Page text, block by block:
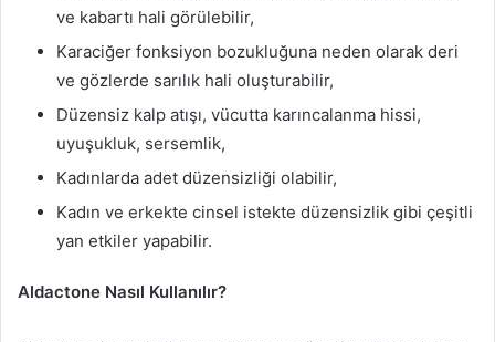
ve kabartı hali görülebilir,
Karaciğer fonksiyon bozukluğuna neden olarak deri
ve gözlerde sarılık hali oluşturabilir,
Düzensiz kalp atışı, vücutta karıncalanma hissi,
uyuşukluk, sersemlik,
Kadınlarda adet düzensizliği olabilir,
Kadın ve erkekte cinsel istekte düzensizlik gibi çeşitli
yan etkiler yapabilir.
Aldactone Nasıl Kullanılır?